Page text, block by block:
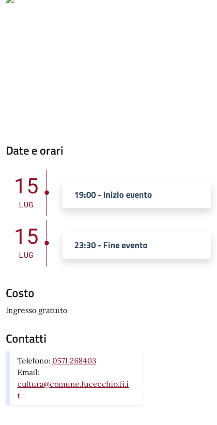
Date e orari
15
LUG
19:00 - Inizio evento
15
LUG
23:30 - Fine evento
Costo
Ingresso gratuito
Contatti
Telefono: 0571 268403
Email:
cultura@comune.fucecchio.fi.i
t